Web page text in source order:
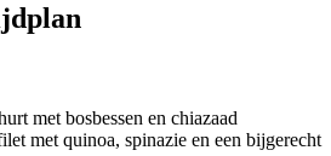
met bosbessen en chiazaad
met quinoa, spinazie en een bijgerecht